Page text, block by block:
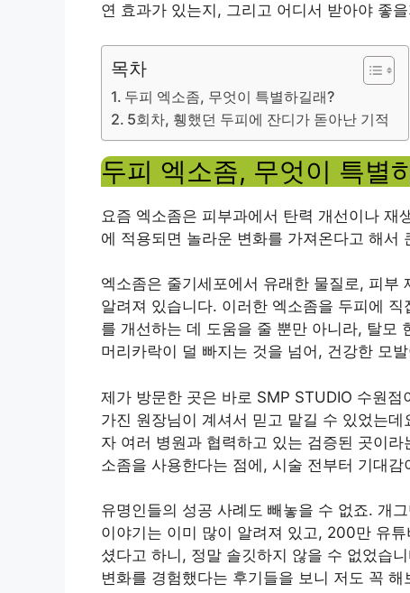
연 효과가 있는지, 그리고 어디서 받아야 좋
목차
두피 엑소좀, 무엇이 특별하길래?
5회차, 휑했던 두피에 잔디가 돋아난 기적
두피 엑소좀, 무엇이 특별
요즘 엑소좀은 피부과에서 탄력 개선이나 재
에 적용되면 놀라운 변화를 가져온다고 해서
엑소좀은 줄기세포에서 유래한 물질로, 피부
알려져 있습니다. 이러한 엑소좀을 두피에
를 개선하는 데 도움을 줄 뿐만 아니라, 탈모
머리카락이 덜 빠지는 것을 넘어, 건강한 모
제가 방문한 곳은 바로 SMP STUDIO 수원
가진 원장님이 계셔서 믿고 맡길 수 있었는
자 여러 병원과 협력하고 있는 검증된 곳이
소좀을 사용한다는 점에, 시술 전부터 기대
유명인들의 성공 사례도 빼놓을 수 없죠. 개
이야기는 이미 많이 알려져 있고, 200만 유
셨다고 하니, 정말 솔깃하지 않을 수 없었습
변화를 경험했다는 후기들을 보니 저도 꼭